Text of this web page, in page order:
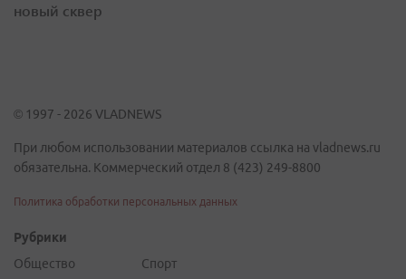
новый сквер
© 1997 - 2026 VLADNEWS
При любом использовании материалов ссылка на vladnews.ru
обязательна. Коммерческий отдел 8 (423) 249-8800
Политика обработки персональных данных
Рубрики
Общество
Спорт